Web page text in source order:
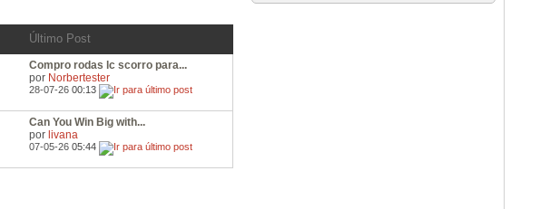
Último Post
Compro rodas lc scorro para...
por Norbertester
28-07-26 00:13
Can You Win Big with...
por livana
07-05-26 05:44